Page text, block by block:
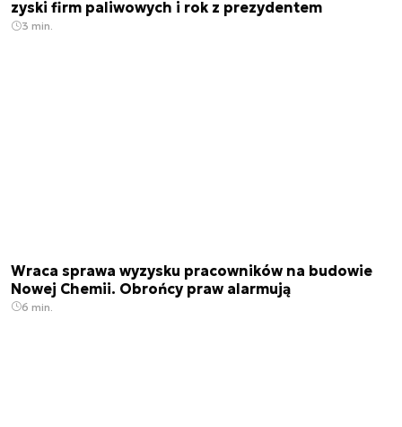
zyski firm paliwowych i rok z prezydentem
3 min.
Wraca sprawa wyzysku pracowników na budowie
Nowej Chemii. Obrońcy praw alarmują
6 min.